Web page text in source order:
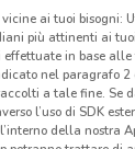
ai tuoi bisogni:
più attinenti ai
effettuate in base
nel paragrafo 2
a tale fine. Se
l’uso di SDK
della nostra